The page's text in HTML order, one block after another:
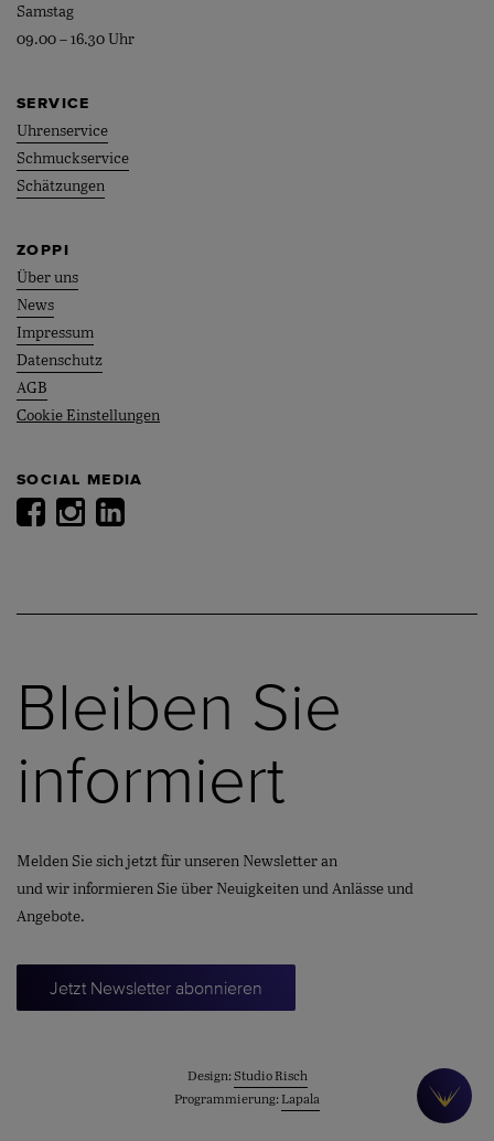
Samstag
09.00 – 16.30 Uhr
SERVICE
Uhrenservice
Schmuckservice
Schätzungen
ZOPPI
Über uns
News
Impressum
Datenschutz
AGB
Cookie Einstellungen
SOCIAL MEDIA
Bleiben Sie
informiert
Melden Sie sich jetzt für unseren Newsletter an
und wir informieren Sie über Neuigkeiten und Anlässe und
Angebote.
Jetzt Newsletter abonnieren
Design:Studio Risch
Programmierung: Lapala